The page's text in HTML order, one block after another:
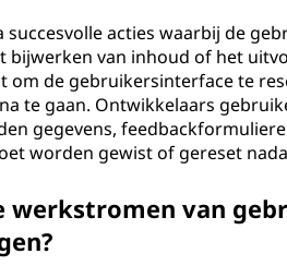
succesvolle acties waarbij de
bijwerken van inhoud of het
om de gebruikersinterface te
te gaan. Ontwikkelaars
gegevens,
worden gewist of gereset
werkstromen van